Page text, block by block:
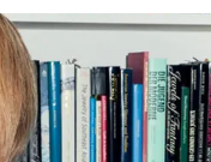
pour nous
"Unity", en
have.